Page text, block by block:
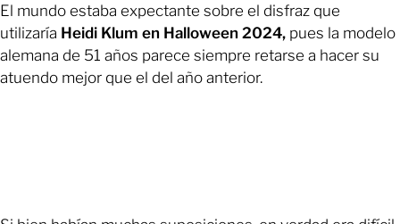
El mundo estaba expectante sobre el disfraz que
utilizaría Heidi Klum en Halloween 2024, pues la modelo
alemana de 51 años parece siempre retarse a hacer su
atuendo mejor que el del año anterior.